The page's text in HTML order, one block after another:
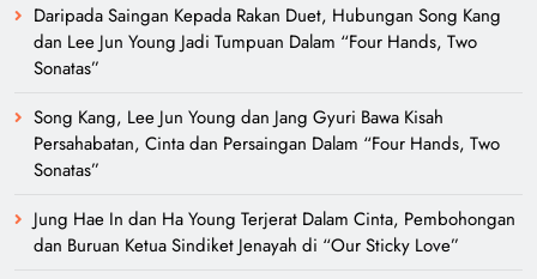
Daripada Saingan Kepada Rakan Duet, Hubungan Song Kang
dan Lee Jun Young Jadi Tumpuan Dalam “Four Hands, Two
Sonatas”
Song Kang, Lee Jun Young dan Jang Gyuri Bawa Kisah
Persahabatan, Cinta dan Persaingan Dalam “Four Hands, Two
Sonatas”
Jung Hae In dan Ha Young Terjerat Dalam Cinta, Pembohongan
dan Buruan Ketua Sindiket Jenayah di “Our Sticky Love”